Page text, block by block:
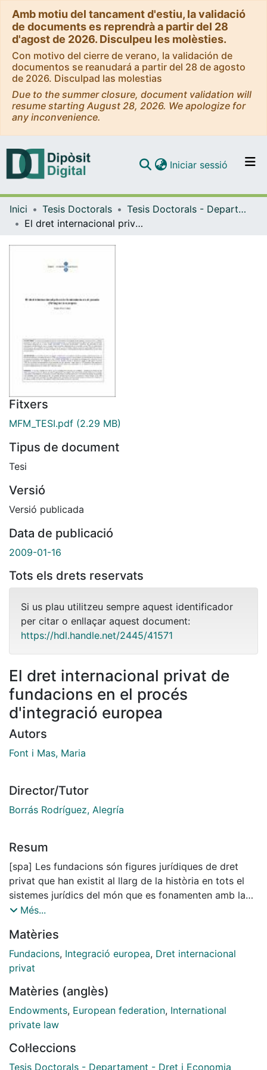
Amb motiu del tancament d'estiu, la validació
de documents es reprendrà a partir del 28
d'agost de 2026. Disculpeu les molèsties.
Con motivo del cierre de verano, la validación de
documentos se reanudará a partir del 28 de agosto
de 2026. Disculpad las molestias
Due to the summer closure, document validation will
resume starting August 28, 2026. We apologize for
any inconvenience.
Navega per tot el DD
Iniciar sessió (current)
Inici Tesis Doctorals
Tesis Doctorals - Departament - Dret i Economia Internacionals
El dret internacional privat de fundacions en el procés d'integració europea
Fitxers
MFM_TESI.pdf (2.29 MB)
Tipus de document
Tesi
Versió
Versió publicada
Data de publicació
2009-01-16
Tots els drets reservats
Si us plau utilitzeu sempre aquest identificador
per citar o enllaçar aquest document:
https://hdl.handle.net/2445/41571
El dret internacional privat de
fundacions en el procés
d'integració europea
Autors
Font i Mas, Maria
Director/Tutor
Borrás Rodríguez, Alegría
Resum
[spa] Les fundacions són figures jurídiques de dret
privat que han existit al llarg de la història en tots el
sistemes jurídics del món que es fonamenten amb la
idea simple que una persona destina uns béns de la
que ell mateix determina i que el sobreviuran. En
termes jurídics la idea es redueix al negoci jurídic pel
qual es vincula un patrimoni a unes finalitats. Aquesta
en els darrers cinquanta anys que ha estat propiciat,
en gran mesura, pel canvi de concepción en els
mecanismes d'execució del fi fundacional i de
manera que actualment no es limiten a la gestió del
propi patrimonio (immobilitzat), sinó que s'han
Més...
Matèries
Fundacions, Integració europea, Dret internacional
privat
Matèries (anglès)
Endowments, European federation, International
private law
Col·leccions
Tesis Doctorals - Departament - Dret i Economia